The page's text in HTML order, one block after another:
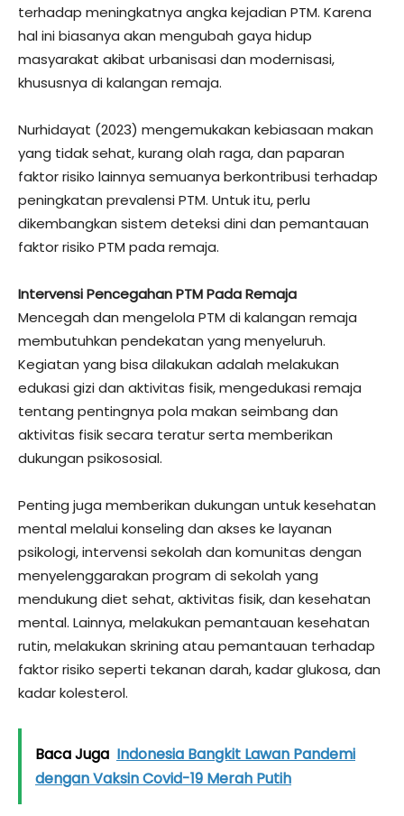
terhadap meningkatnya angka kejadian PTM. Karena
hal ini biasanya akan mengubah gaya hidup
masyarakat akibat urbanisasi dan modernisasi,
khususnya di kalangan remaja.
Nurhidayat (2023) mengemukakan kebiasaan makan
yang tidak sehat, kurang olah raga, dan paparan
faktor risiko lainnya semuanya berkontribusi terhadap
peningkatan prevalensi PTM. Untuk itu, perlu
dikembangkan sistem deteksi dini dan pemantauan
faktor risiko PTM pada remaja.
Intervensi Pencegahan PTM Pada Remaja
Mencegah dan mengelola PTM di kalangan remaja
membutuhkan pendekatan yang menyeluruh.
Kegiatan yang bisa dilakukan adalah melakukan
edukasi gizi dan aktivitas fisik, mengedukasi remaja
tentang pentingnya pola makan seimbang dan
aktivitas fisik secara teratur serta memberikan
dukungan psikososial.
Penting juga memberikan dukungan untuk kesehatan
mental melalui konseling dan akses ke layanan
psikologi, intervensi sekolah dan komunitas dengan
menyelenggarakan program di sekolah yang
mendukung diet sehat, aktivitas fisik, dan kesehatan
mental. Lainnya, melakukan pemantauan kesehatan
rutin, melakukan skrining atau pemantauan terhadap
faktor risiko seperti tekanan darah, kadar glukosa, dan
kadar kolesterol.
Baca Juga Indonesia Bangkit Lawan Pandemi
dengan Vaksin Covid-19 Merah Putih